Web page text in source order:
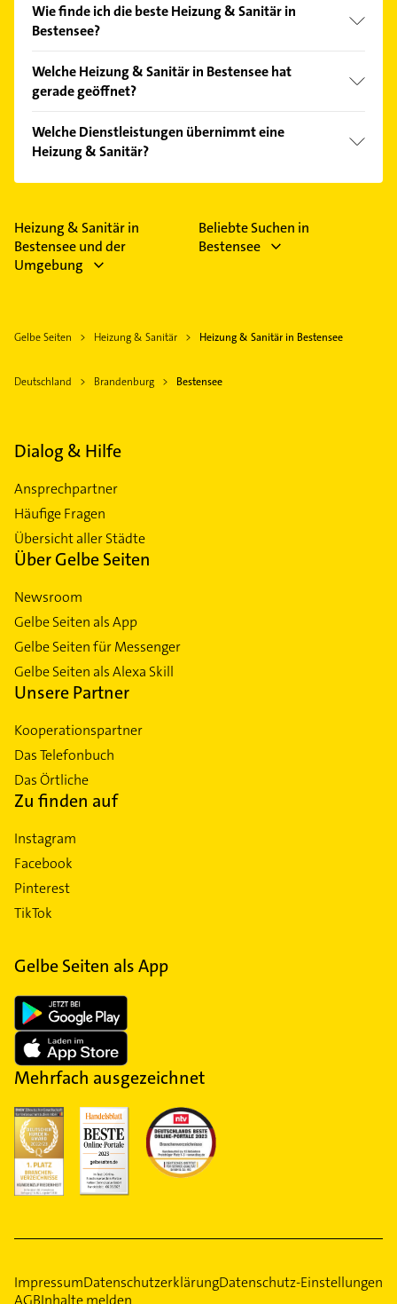
Wie finde ich die beste Heizung & Sanitär in
Bestensee?
Kundenmeinungen und profitieren Sie von den
Empfehlungen. Die Suchergebnisse können Sie sich
Welche Heizung & Sanitär in Bestensee hat
gerade geöffnet?
Bitte beachten Sie, dass diese an Sonn- und
Feiertagen abweichen können.
Welche Dienstleistungen übernimmt eine
Heizung & Sanitär?
Folgende Leistungen werden angeboten: Heizung
Heizung & Sanitär in
Bestensee und der
Umgebung
Beliebte Suchen in
Bestensee
Gelbe Seiten Heizung & Sanitär Heizung & Sanitär in Bestensee
Deutschland Brandenburg Bestensee
Dialog & Hilfe
Ansprechpartner
Häufige Fragen
Übersicht aller Städte
Über Gelbe Seiten
Newsroom
Gelbe Seiten als App
Gelbe Seiten für Messenger
Gelbe Seiten als Alexa Skill
Unsere Partner
Kooperationspartner
Das Telefonbuch
Das Örtliche
Zu finden auf
Instagram
Facebook
Pinterest
TikTok
Gelbe Seiten als App
Mehrfach ausgezeichnet
ImpressumDatenschutzerklärungDatenschutz-Einstellungen
AGBInhalte melden